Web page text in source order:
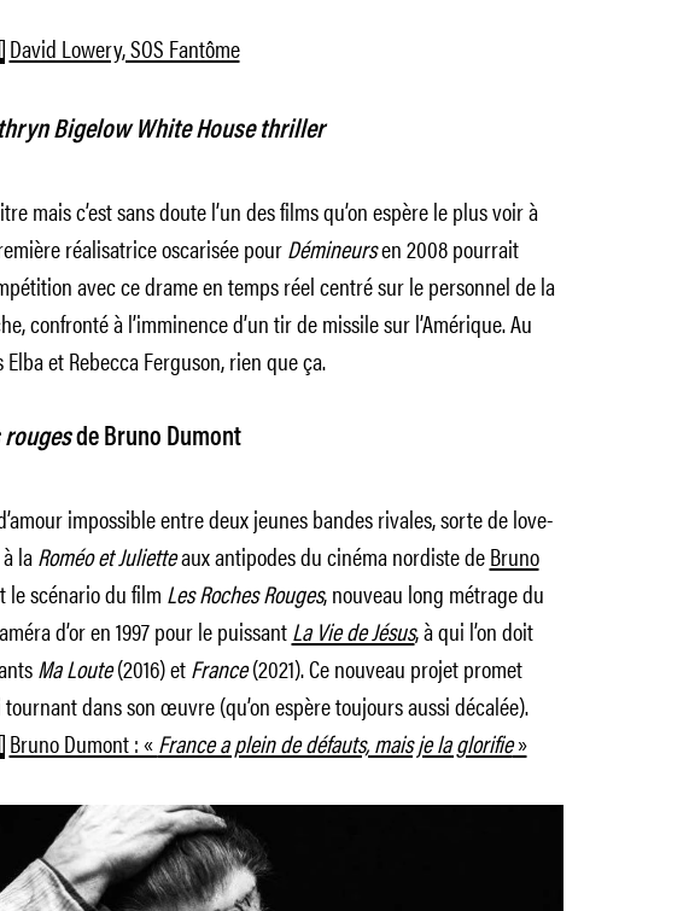
David Lowery, SOS Fantôme
Bigelow White House thriller
mais c’est sans doute l’un des films qu’on espère le plus voir à
réalisatrice oscarisée pourDémineursen 2008 pourrait
avec ce drame en temps réel centré sur le personnel de la
confronté à l’imminence d’un tir de missile sur l’Amérique. Au
et Rebecca Ferguson, rien que ça.
rougesde Bruno Dumont
impossible entre deux jeunes bandes rivales, sorte de love-
laRoméo et Julietteaux antipodes du cinéma nordiste deBruno
le scénario du film Les Roches Rouges, nouveau long métrage du
d’or en 1997 pour le puissantLa Vie de Jésus, à qui l’on doit
Ma Loute(2016) etFrance(2021). Ce nouveau projet promet
tournant dans son œuvre (qu’on espère toujours aussi décalée).
Bruno Dumont : «France a plein de défauts, mais je la glorifie»